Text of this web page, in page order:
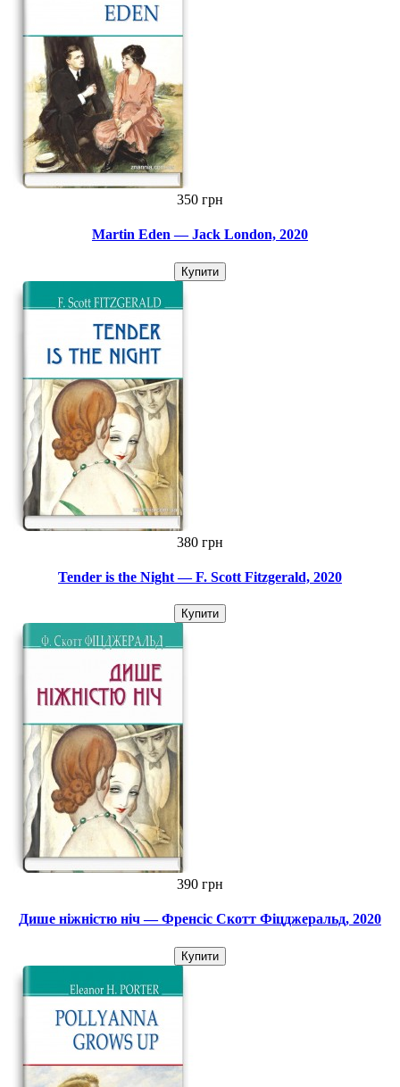
350 грн
Martin Eden — Jack London, 2020
Купити
380 грн
Tender is the Night — F. Scott Fitzgerald, 2020
Купити
390 грн
Дише ніжністю ніч — Френсіс Скотт Фіцджеральд, 2020
Купити